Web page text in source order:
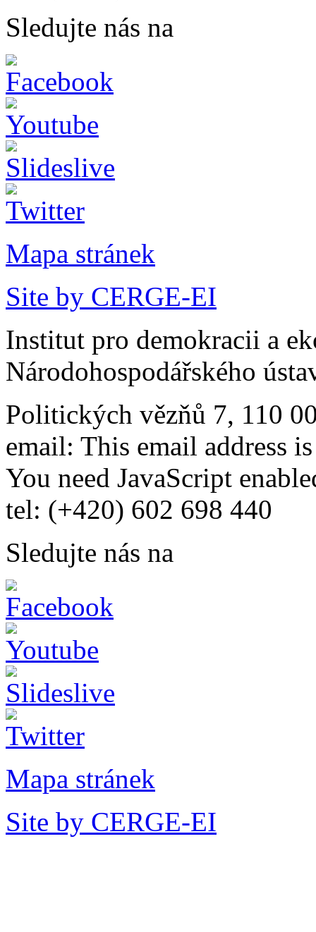
Sledujte nás na
Mapa stránek
Site by CERGE-EI
Institut pro demokracii a
Národohospodářského
Politických vězňů 7, 110
email: This email address
You need JavaScript
tel: (+420) 602 698 440
Sledujte nás na
Mapa stránek
Site by CERGE-EI